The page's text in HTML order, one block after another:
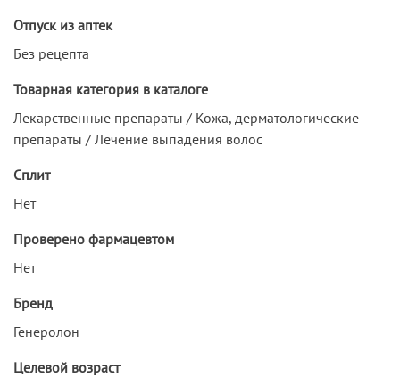
Отпуск из аптек
Без рецепта
Товарная категория в каталоге
Лекарственные препараты / Кожа, дерматологические
препараты / Лечение выпадения волос
Сплит
Нет
Проверено фармацевтом
Нет
Бренд
Генеролон
Целевой возраст